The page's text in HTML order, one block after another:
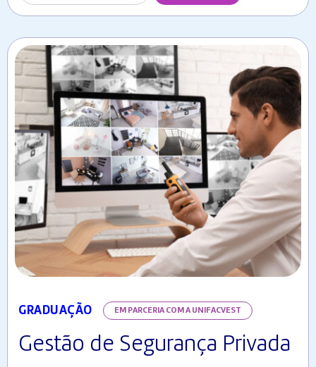
GRADUAÇÃO EM PARCERIA COM A UNIFACVEST
Gestão de Segurança Privada